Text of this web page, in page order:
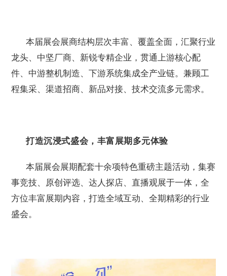
本届展会展商结构层次丰富、覆盖全面，汇聚行业
龙头、中坚厂商、新锐专精企业，贯通上游核心配
件、中游整机制造、下游系统集成全产业链。兼顾工
程集采、渠道招商、新品对接、技术交流多元需求。
打造沉浸式盛会，丰富展期多元体验
本届展会展期配套十余项特色重磅主题活动，集赛
事竞技、原创评选、达人探店、直播观展于一体，全
方位丰富展期内容，打造全域互动、全期精彩的行业
盛会。